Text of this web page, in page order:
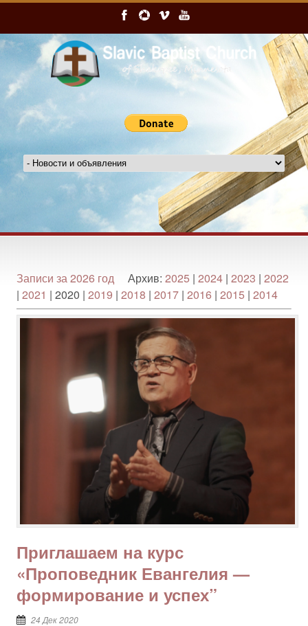
Записи за 2026 год Архив: 2025 | 2024 | 2023 | 2022
| 2021 | 2020 | 2019 | 2018 | 2017 | 2016 | 2015 | 2014
Приглашаем на курс
«Проповедник Евангелия —
формирование и успех”
24 Дек 2020